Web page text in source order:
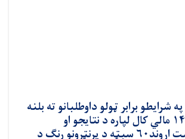
شرایطو برابر ټولو داوطلبانو ته بلنه
کوي، چې د ۱۴۰۵ مالي کال لپاره د نتایجو او
شهادتنامو ریاست اړوند۶۰ سېټه د پرنټرونو رنګ د